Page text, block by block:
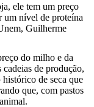
ele tem um preço
um nível de proteína
Guilherme
do milho e da
de produção,
de seca que
que, com pastos